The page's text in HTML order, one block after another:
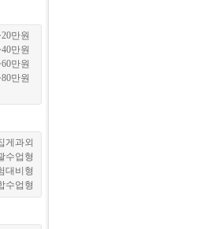
만원
만원
만원
만원
게과외
수업형
대비형
수업형